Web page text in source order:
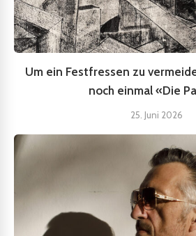
Um ein Festfressen zu
noch einmal «Die
25. Juni 2026